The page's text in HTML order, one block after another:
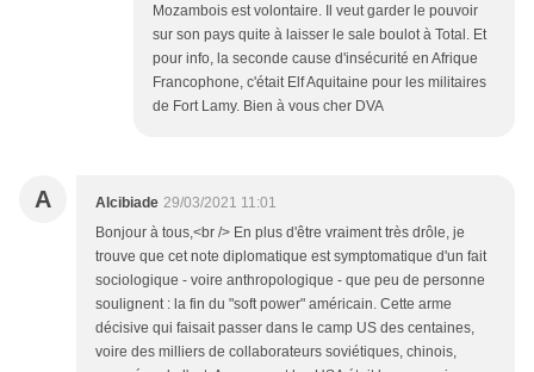
Mozambois est volontaire. Il veut garder le pouvoir
sur son pays quite à laisser le sale boulot à Total. Et
pour info, la seconde cause d'insécurité en Afrique
Francophone, c'était Elf Aquitaine pour les militaires
de Fort Lamy. Bien à vous cher DVA
A Alcibiade 29/03/2021 11:01
Bonjour à tous,<br /> En plus d'être vraiment très drôle, je
trouve que cet note diplomatique est symptomatique d'un fait
sociologique - voire anthropologique - que peu de personne
soulignent : la fin du "soft power" américain. Cette arme
décisive qui faisait passer dans le camp US des centaines,
voire des milliers de collaborateurs soviétiques, chinois,